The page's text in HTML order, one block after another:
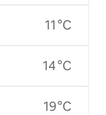
11 °C
14 °C
19 °C